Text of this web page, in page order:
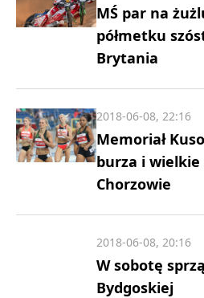
MŚ par na
półmetku
Brytania
Memoriał
burza i
Chorzowie
2018-06-08, 22:16
W sobotę
Bydgoskiej
2018-06-08, 20:16